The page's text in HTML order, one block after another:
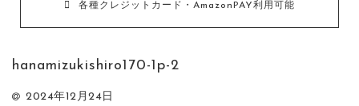
各種クレジットカード・AmazonPAY利用可能
hanamizukishiro170-1p-2
2024年12月24日